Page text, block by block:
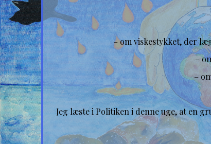
– om viskestykket, der
–
–
Jeg læste i Politiken i denne uge, at en